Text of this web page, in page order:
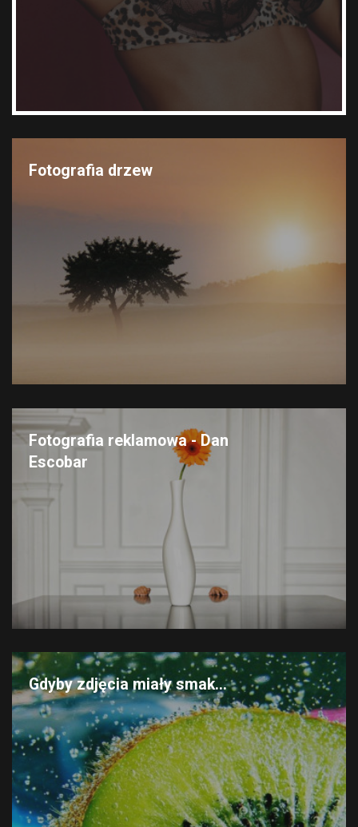
Fotografia drzew
Fotografia reklamowa - Dan
Escobar
Gdyby zdjęcia miały smak...